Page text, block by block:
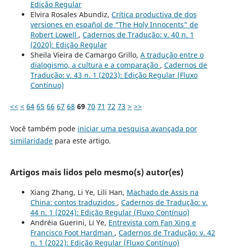
Edição Regular
Elvira Rosales Abundiz, Crítica productiva de dos
versiones en español de “The Holy Innocents” de
Robert Lowell , Cadernos de Tradução: v. 40 n. 1
(2020): Edição Regular
Sheila Vieira de Camargo Grillo, A tradução entre o
dialogismo, a cultura e a comparação , Cadernos de
Tradução: v. 43 n. 1 (2023): Edição Regular (Fluxo
Contínuo)
<< < 64 65 66 67 68 69 70 71 72 73 > >>
Você também pode iniciar uma pesquisa avançada por
similaridadepara este artigo.
Artigos mais lidos pelo mesmo(s) autor(es)
Xiang Zhang, Li Ye, Lili Han, Machado de Assis na
China: contos traduzidos , Cadernos de Tradução: v.
44 n. 1 (2024): Edição Regular (Fluxo Contínuo)
Andréia Guerini, Li Ye, Entrevista com Fan Xing e
Francisco Foot Hardman , Cadernos de Tradução: v. 42
n. 1 (2022): Edição Regular (Fluxo Contínuo)